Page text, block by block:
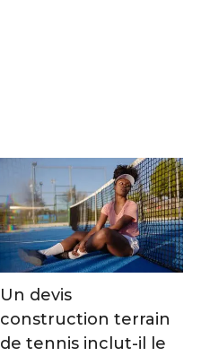
Un devis
construction terrain
de tennis inclut-il le